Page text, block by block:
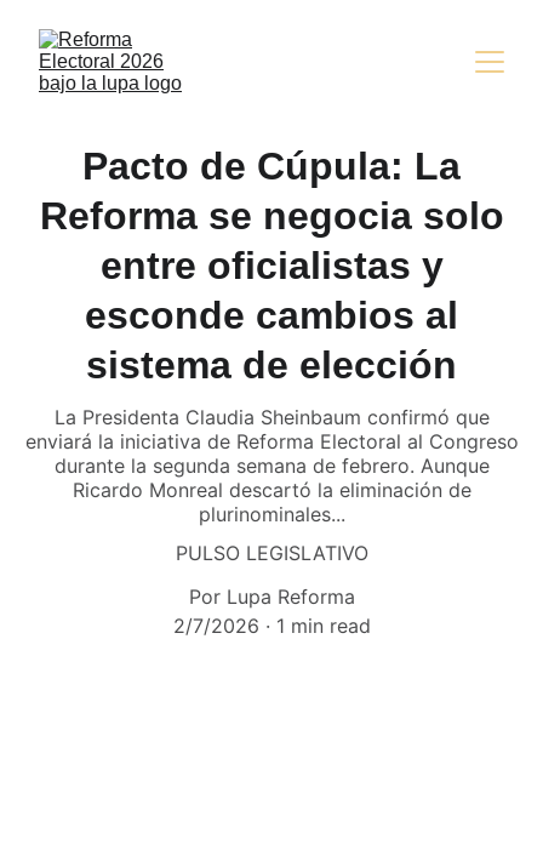
Pacto de Cúpula: La
Reforma se negocia solo
entre oficialistas y
esconde cambios al
sistema de elección
La Presidenta Claudia Sheinbaum confirmó que
enviará la iniciativa de Reforma Electoral al Congreso
durante la segunda semana de febrero. Aunque
Ricardo Monreal descartó la eliminación de
plurinominales...
PULSO LEGISLATIVO
Por Lupa Reforma
2/7/2026
1 min read